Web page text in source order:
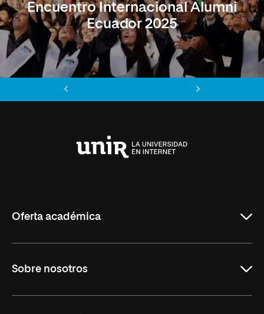
Encuentro Internacional Alumni
Ecuador 2025
Oferta académica
Formación Continua
Sobre nosotros